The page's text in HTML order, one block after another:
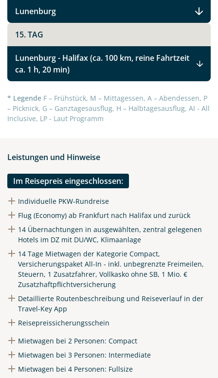
Teile diese Reise
Prince Edward Island und New Brunswick
Instagram
WhatsApp
Telegram
per E-Mail senden
Link kopieren
Lunenburg
15. TAG
Lunenburg - Halifax (ca. 100 km, reine Fahrtzeit
ca. 1 h, 20 min)
* Legende F – Frühstück, M – Mittagessen, A – Abendessen, P
– Picknick, G – Ganztagesausflug, H – Halbtagesausflug, AI - All
Inclusive, LP - Laut Programm
Leistungen und Hinweise
Im Reisepreis eingeschlossen:
Individuelle PKW-Rundreise
Flug (Economy) ab Frankfurt nach Halifax und zurück
14 Übernachtungen in ausgewählten, zentral gelegenen
Hotels im DZ mit DU/WC, Klimaanlage
14 Tage Mietwagen der Kategorie Compact,
Versicherungspaket All-In - inkl. unbegrenzte Freimeilen,
Steuern, 1 Zusatzfahrer, Vollkasko ohne SB, 1 Mio. €
Zusatzhaftpflichtversicherung
Detaillierte Routenbeschreibung und Reiseverlauf in der
Travel-Key App
Reisepreissicherungsschein
Mietwagen bei 2 Personen: Compact
Mietwagen bei 3 Personen: Intermediate
Mietwagen bei 4 Personen: Fullsize